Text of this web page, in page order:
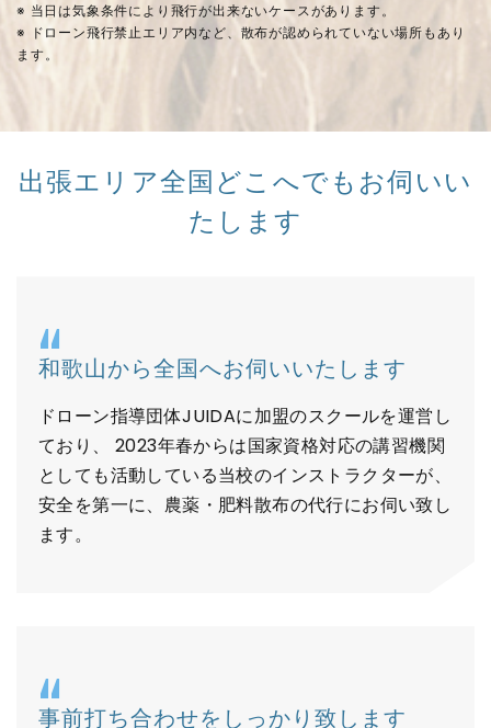
※ 当日は気象条件により飛行が出来ないケースがあります。
※ ドローン飛行禁止エリア内など、散布が認められていない場所もあり
ます。
出張エリア全国どこへでもお伺いい
たします
和歌山から全国へお伺いいたします
ドローン指導団体JUIDAに加盟のスクールを運営し
ており、 2023年春からは国家資格対応の講習機関
としても活動している当校のインストラクターが、
安全を第一に、農薬・肥料散布の代行にお伺い致し
ます。
事前打ち合わせをしっかり致します